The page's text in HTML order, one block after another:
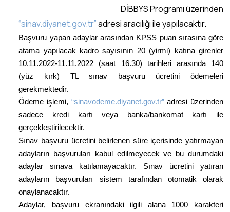
DİBBYS Programı üzerinden
“sinav.diyanet.gov.tr”adresi aracılığı ile yapılacaktır.
Başvuru yapan adaylar arasından KPSS puan sırasına göre
atama yapılacak kadro sayısının 20 (yirmi) katına girenler
10.11.2022-11.11.2022 (saat 16.30)
tarihleri arasında 140
(yüz kırk) TL sınav başvuru ücretini ödemeleri
gerekmektedir.
Ödeme işlemi, “sinavodeme.diyanet.gov.tr”adresi üzerinden
sadece kredi kartı veya banka/bankomat kartı ile
gerçekleştirilecektir.
Sınav başvuru ücretini belirlenen süre içerisinde yatırmayan
adayların başvuruları kabul edilmeyecek ve bu durumdaki
adaylar sınava katılamayacaktır. Sınav ücretini yatıran
adayların başvuruları sistem tarafından otomatik olarak
onaylanacaktır.
Adaylar, başvuru ekranındaki ilgili alana 1000 karakteri